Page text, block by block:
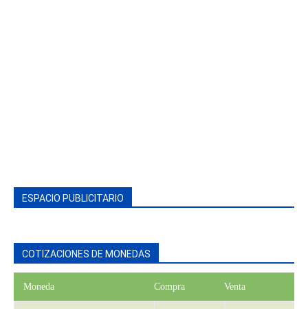
ESPACIO PUBLICITARIO
COTIZACIONES DE MONEDAS
Moneda Compra Venta